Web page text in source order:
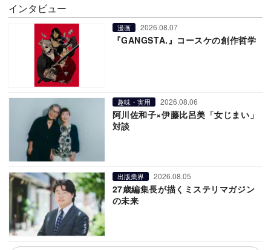
インタビュー
漫画 2026.08.07
『GANGSTA.』コースケの創作哲学
趣味・実用 2026.08.06
阿川佐和子×伊藤比呂美「女じまい」
対談
出版業界 2026.08.05
27歳編集長が描くミステリマガジン
の未来